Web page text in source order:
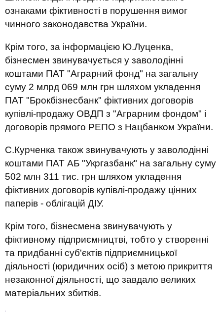
ознаками фіктивності в порушення вимог
чинного законодавства України.
Крім того, за інформацією Ю.Луценка,
бізнесмен звинувачується у заволодінні
коштами ПАТ "Аграрний фонд" на загальну
суму 2 млрд 069 млн грн шляхом укладення
ПАТ "Брокбізнесбанк" фіктивних договорів
купівлі-продажу ОВДП з "Аграрним фондом" і
договорів прямого РЕПО з Нацбанком України.
С.Курченка також звинувачують у заволодінні
коштами ПАТ АБ "Укргазбанк" на загальну суму
502 млн 311 тис. грн шляхом укладення
фіктивних договорів купівлі-продажу цінних
паперів - облігацій ДІУ.
Крім того, бізнесмена звинувачують у
фіктивному підприємництві, тобто у створенні
та придбанні суб'єктів підприємницької
діяльності (юридичних осіб) з метою прикриття
незаконної діяльності, що завдало великих
матеріальних збитків.